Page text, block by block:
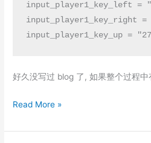
input_player1_key_left =
input_player1_key_right =
input_player1_key_up =
好久没写过 blog 了, 如果整个过程
在
上
Read More »